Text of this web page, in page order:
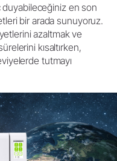
en son
bir arada sunuyoruz.
azaltmak ve
kısaltırken,
tutmayı